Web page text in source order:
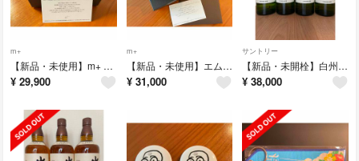
m+
【新品・未使用】m+ エムピウ ミッレフォッリエⅡ P25 blue
¥ 29,900
m+
【新品・未使用】エムピウ m+ ミッレフォッリエ2 P25 BU.oceano
¥ 31,000
サントリー
【新品・未開栓】白州 NV 箱なし 4本
¥ 38,000